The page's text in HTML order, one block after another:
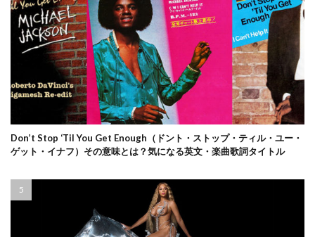
Don’t Stop ‘Til You Get Enough（ドント・ストップ・ティル・ユー・
ゲット・イナフ）その意味とは？気になる英文・楽曲歌詞タイトル